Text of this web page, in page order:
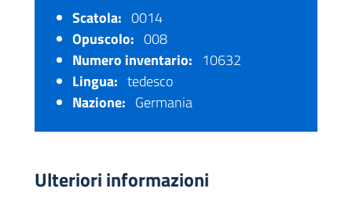
Scatola: 0014
Opuscolo: 008
Numero inventario: 10632
Lingua: tedesco
Nazione: Germania
Ulteriori informazioni